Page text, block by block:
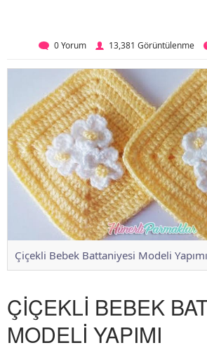
0 Yorum 13,381 Görüntülenme
Çiçekli Bebek Battaniyesi Modeli Yapımı
ÇİÇEKLİ BEBEK
MODELİ YAPIMI